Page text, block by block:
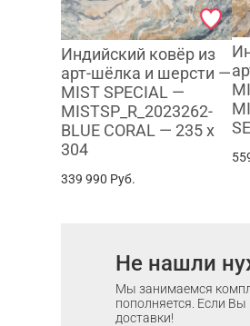
Индийский ковёр из
арт-шёлка и шерсти —
MIST SPECIAL —
MISTSP_R_2023262-
BLUE CORAL — 235 x
304
339 990 Руб.
Не нашли
Мы занимаемся
пополняется. Если Вы
доставки!